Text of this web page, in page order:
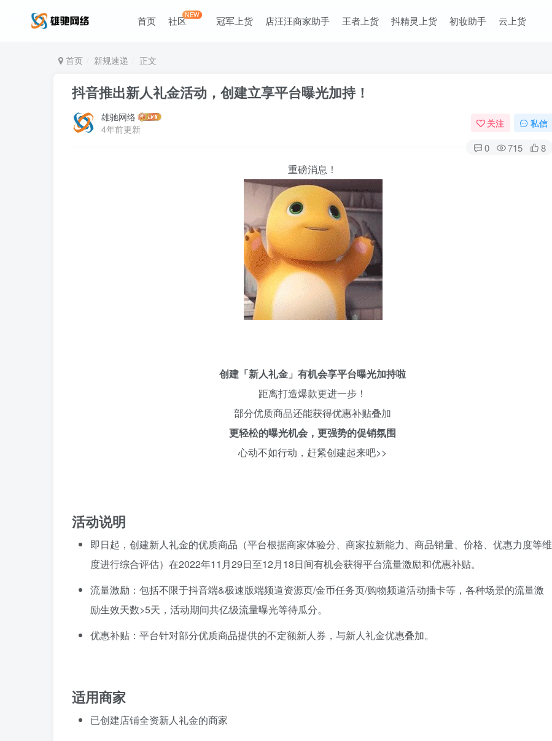
首页 社区NEW 冠军上货 店汪汪商家助手 王者上货 抖精灵上货 初妆助手 云上货
首页 新规速递 正文
抖音推出新人礼金活动，创建立享平台曝光加持！
雄驰网络
4年前更新
关注 私信
0 715 8
重磅消息！
创建「新人礼金」有机会享平台曝光加持啦
距离打造爆款更进一步！
部分优质商品还能获得优惠补贴叠加
更轻松的曝光机会，更强势的促销氛围
心动不如行动，赶紧创建起来吧>>
活动说明
即日起，创建新人礼金的优质商品（平台根据商家体验分、商家拉新能力、商品销量、价格、优惠力度等维
度进行综合评估）在2022年11月29日至12月18日间有机会获得平台流量激励和优惠补贴。
流量激励：包括不限于抖音端&极速版端频道资源页/金币任务页/购物频道活动插卡等，各种场景的流量激
励生效天数>5天，活动期间共亿级流量曝光等待瓜分。
优惠补贴：平台针对部分优质商品提供的不定额新人券，与新人礼金优惠叠加。
适用商家
已创建店铺全资新人礼金的商家